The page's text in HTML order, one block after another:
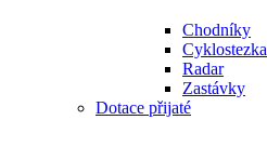
Chodníky
Cyklostezka
Radar
Zastávky
Dotace přijaté